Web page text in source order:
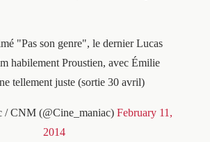
"Pas son genre", le dernier Lucas
habilement Proustien, avec Émilie
tellement juste (sortie 30 avril)
CNM (@Cine_maniac) February 11,
2014